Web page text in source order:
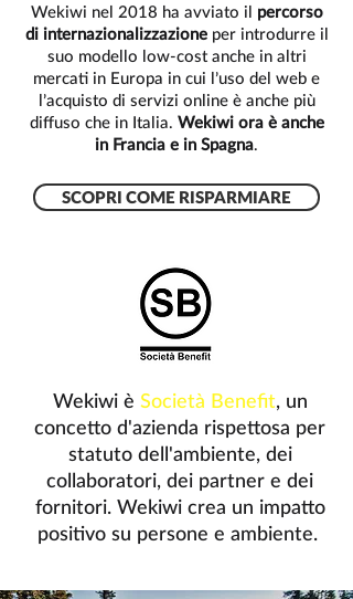
Wekiwi nel 2018 ha avviato il percorso
di internazionalizzazioneper introdurre il
suo modello low-cost anche in altri
mercati in Europa in cui l’uso del web e
l’acquisto di servizi online è anche più
diffuso che in Italia. Wekiwi ora è anche
in Francia e in Spagna.
SCOPRI COME RISPARMIARE
SCOPRI COME GUADAGNARE
Wekiwi è Società Benefit, un
concetto d'azienda rispettosa per
statuto dell'ambiente, dei
collaboratori, dei partner e dei
fornitori. Wekiwi crea un impatto
positivo su persone e ambiente.